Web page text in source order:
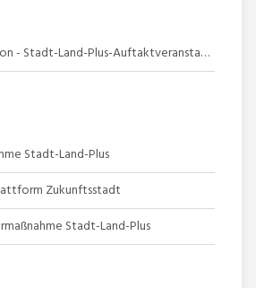
Dokumentation - Stadt-Land-Plus-Auftaktveranstaltung
Stadt-Land-Plus
Zukunftsstadt
Stadt-Land-Plus